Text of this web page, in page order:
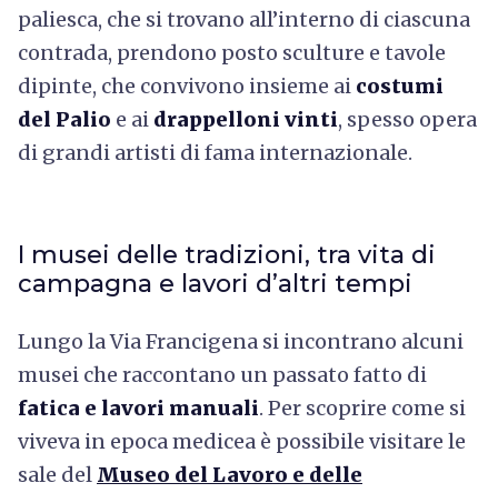
paliesca, che si trovano all’interno di ciascuna
contrada, prendono posto sculture e tavole
dipinte, che convivono insieme ai costumi
del Palio e ai drappelloni vinti, spesso opera
di grandi artisti di fama internazionale.
I musei delle tradizioni, tra vita di
campagna e lavori d’altri tempi
Lungo la Via Francigena si incontrano alcuni
musei che raccontano un passato fatto di
fatica e lavori manuali. Per scoprire come si
viveva in epoca medicea è possibile visitare le
sale del Museo del Lavoro e delle